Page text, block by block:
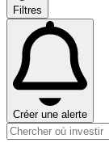
Filtres
Créer une alerte